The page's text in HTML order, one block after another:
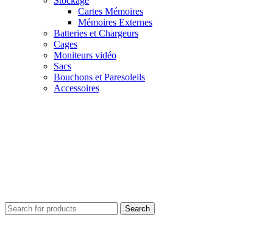
Cartes Mémoires
Mémoires Externes
Batteries et Chargeurs
Cages
Moniteurs vidéo
Sacs
Bouchons et Paresoleils
Accessoires
Search